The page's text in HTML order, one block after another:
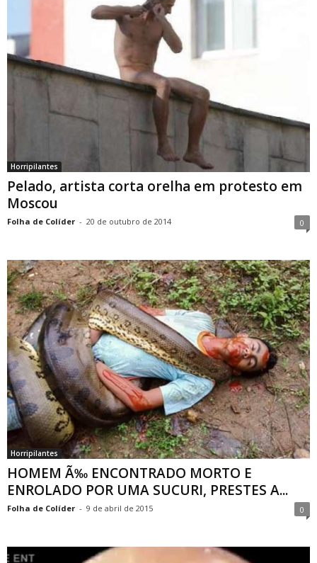
Horripilantes
Pelado, artista corta orelha em protesto em
Moscou
Folha de Colíder - 20 de outubro de 2014 0
Horripilantes
HOMEM Ã‰ ENCONTRADO MORTO E
ENROLADO POR UMA SUCURI, PRESTES A...
Folha de Colíder - 9 de abril de 2015 0